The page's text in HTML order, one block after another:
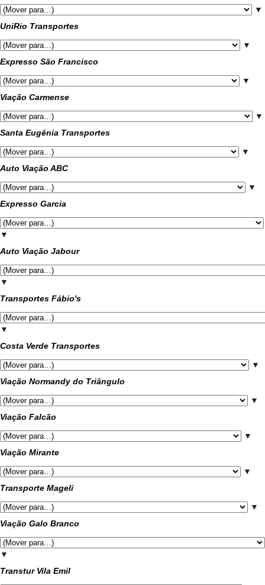
▼
UniRio Transportes
▼
Expresso São Francisco
▼
Viação Carmense
▼
Santa Eugênia Transportes
▼
Auto Viação ABC
▼
Expresso Garcia
▼
Auto Viação Jabour
▼
Transportes Fábio's
▼
Costa Verde Transportes
▼
Viação Normandy do Triângulo
▼
Viação Falcão
▼
Viação Mirante
▼
Transporte Mageli
▼
Viação Galo Branco
▼
Transtur Vila Emil